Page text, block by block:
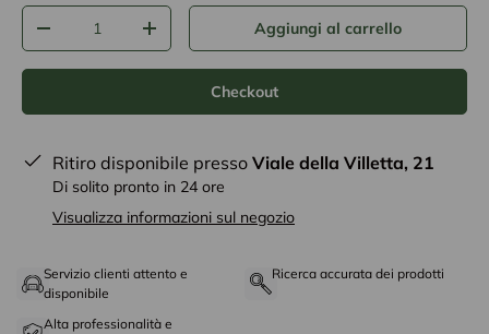
+ Aggiungi al carrello
Checkout
Ritiro disponibile presso Viale della Villetta, 21
Di solito pronto in 24 ore
Visualizza informazioni sul negozio
Servizio clienti attento e
disponibile
Ricerca accurata dei prodotti
Alta professionalità e